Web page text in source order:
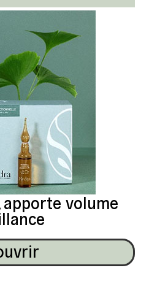
apporte volume